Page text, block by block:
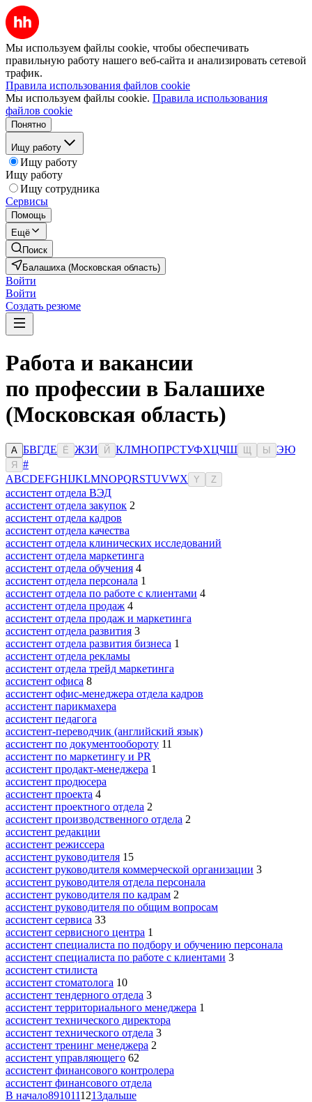
Мы используем файлы cookie, чтобы обеспечивать
правильную работу нашего веб-сайта и анализировать сетевой
трафик.
Правила использования файлов cookie
Мы используем файлы cookie. Правила использования
файлов cookie
Понятно
Ищу работу
Ищу работу
Ищу работу
Ищу сотрудника
Сервисы
Помощь
Ещё
Поиск
Балашиха (Московская область)
Войти
Войти
Создать резюме
Работа и вакансии
по профессии в Балашихе
(Московская область)
А БВГДЕ Ё ЖЗИ Й КЛМНОПРСТУФХЦЧШ Ы ЭЮ
Я
#
ABCDEFGHIJKLMNOPQRSTUVWX Y Z
ассистент отдела ВЭД
ассистент отдела закупок 2
ассистент отдела кадров
ассистент отдела качества
ассистент отдела клинических исследований
ассистент отдела маркетинга
ассистент отдела обучения 4
ассистент отдела персонала 1
ассистент отдела по работе с клиентами 4
ассистент отдела продаж 4
ассистент отдела продаж и маркетинга
ассистент отдела развития 3
ассистент отдела развития бизнеса 1
ассистент отдела рекламы
ассистент отдела трейд маркетинга
ассистент офиса 8
ассистент офис-менеджера отдела кадров
ассистент парикмахера
ассистент педагога
ассистент-переводчик (английский язык)
ассистент по документообороту 11
ассистент по маркетингу и PR
ассистент продакт-менеджера 1
ассистент продюсера
ассистент проекта 4
ассистент проектного отдела 2
ассистент производственного отдела 2
ассистент редакции
ассистент режиссера
ассистент руководителя 15
ассистент руководителя коммерческой организации 3
ассистент руководителя отдела персонала
ассистент руководителя по кадрам 2
ассистент руководителя по общим вопросам
ассистент сервиса 33
ассистент сервисного центра 1
ассистент специалиста по подбору и обучению персонала
ассистент специалиста по работе с клиентами 3
ассистент стилиста
ассистент стоматолога 10
ассистент тендерного отдела 3
ассистент территориального менеджера 1
ассистент технического директора
ассистент технического отдела 3
ассистент тренинг менеджера 2
ассистент управляющего 62
ассистент финансового контролера
ассистент финансового отдела
В начало8910111213дальше